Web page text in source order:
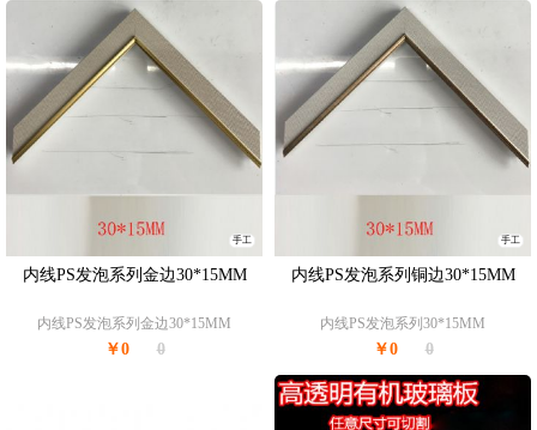
手工
内线PS发泡系列金边30*15MM
内线PS发泡系列金边30*15MM
￥0 0
手工
内线PS发泡系列铜边30*15MM
内线PS发泡系列30*15MM
￥0 0